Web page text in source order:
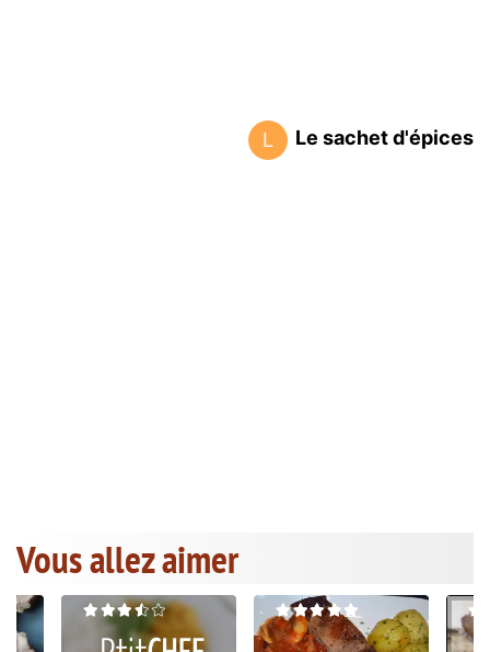
L Le sachet d'épices
Vous allez aimer